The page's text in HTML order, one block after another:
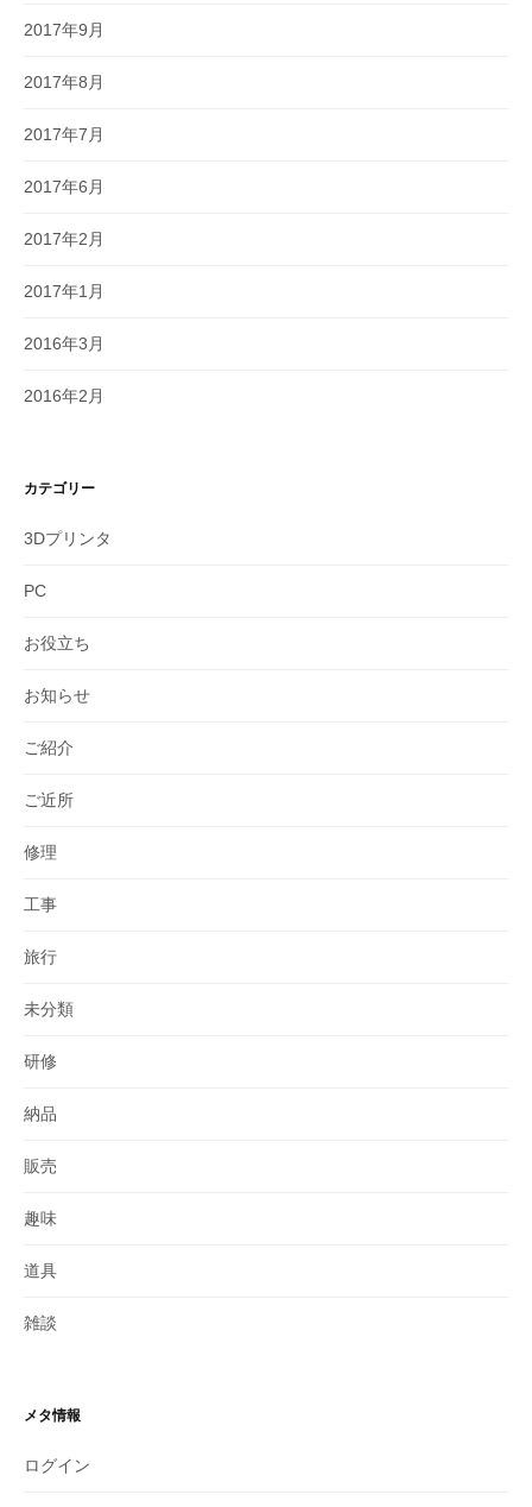
2017年9月
2017年8月
2017年7月
2017年6月
2017年2月
2017年1月
2016年3月
2016年2月
カテゴリー
3Dプリンタ
PC
お役立ち
お知らせ
ご紹介
ご近所
修理
工事
旅行
未分類
研修
納品
販売
趣味
道具
雑談
メタ情報
ログイン